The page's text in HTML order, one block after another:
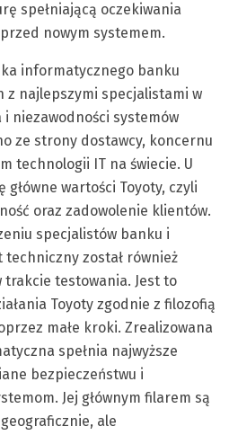
spełniającą oczekiwania
nowym systemem.
informatycznego banku
z najlepszymi specjalistami w
niezawodności systemów
ze strony dostawcy, koncernu
technologii IT na świecie. U
wartości Toyoty, czyli
oraz zadowolenie klientów.
specjalistów banku i
został również
testowania. Jest to
Toyoty zgodnie z filozofią
małe kroki. Zrealizowana
spełnia najwyższe
bezpieczeństwu i
Jej głównym filarem są
ale